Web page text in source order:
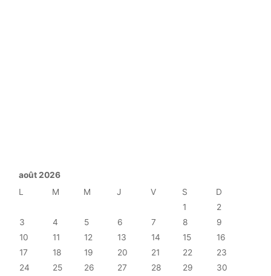
août 2026
L
M M J V S
D
1
2
3
4 5 6 7 8
9
10
11 12 13 14 15
16
17
18 19 20 21 22
23
24
25 26 27 28 29
30